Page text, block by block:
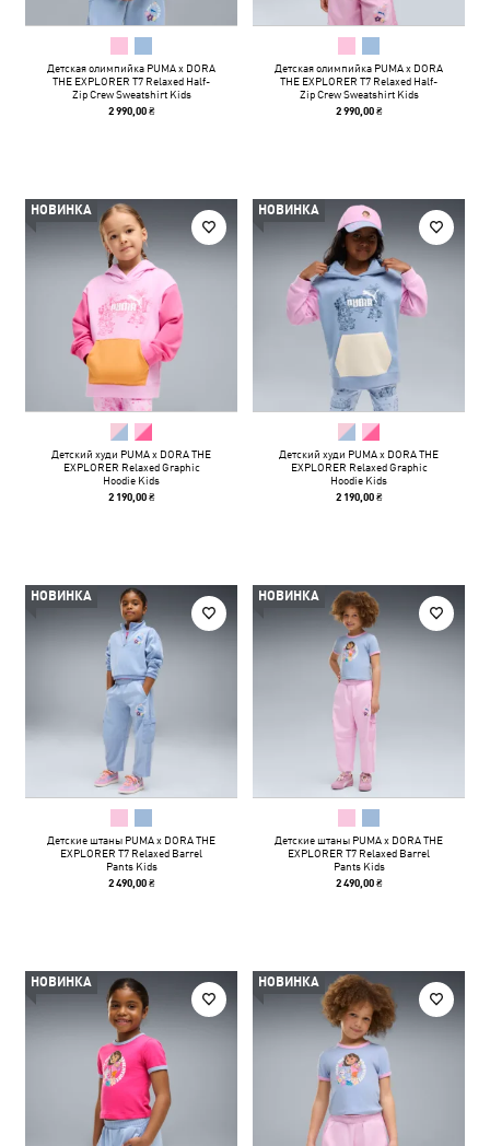
Детская олимпийка PUMA x DORA
THE EXPLORER T7 Relaxed Half-
Zip Crew Sweatshirt Kids
2 990,00 ₴
Детская олимпийка PUMA x DORA
THE EXPLORER T7 Relaxed Half-
Zip Crew Sweatshirt Kids
2 990,00 ₴
НОВИНКА
Детский худи PUMA x DORA THE
EXPLORER Relaxed Graphic
Hoodie Kids
2 190,00 ₴
НОВИНКА
Детский худи PUMA x DORA THE
EXPLORER Relaxed Graphic
Hoodie Kids
2 190,00 ₴
НОВИНКА
Детские штаны PUMA x DORA THE
EXPLORER T7 Relaxed Barrel
Pants Kids
2 490,00 ₴
НОВИНКА
Детские штаны PUMA x DORA THE
EXPLORER T7 Relaxed Barrel
Pants Kids
2 490,00 ₴
НОВИНКА НОВИНКА